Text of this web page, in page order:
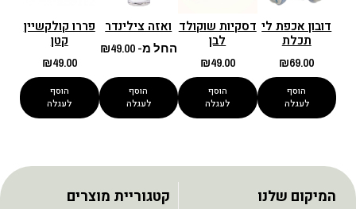
דובון אכפת לי
תכלת
₪69.00
הוסף
לעגלה
דסקיות שוקולד
לבן
₪49.00
הוסף
לעגלה
ואזה צילינדר
החל מ- ₪49.00
הוסף
לעגלה
פררו קולקשיין
קטן
₪49.00
הוסף
לעגלה
המיקום שלנו קטגוריית מוצרים